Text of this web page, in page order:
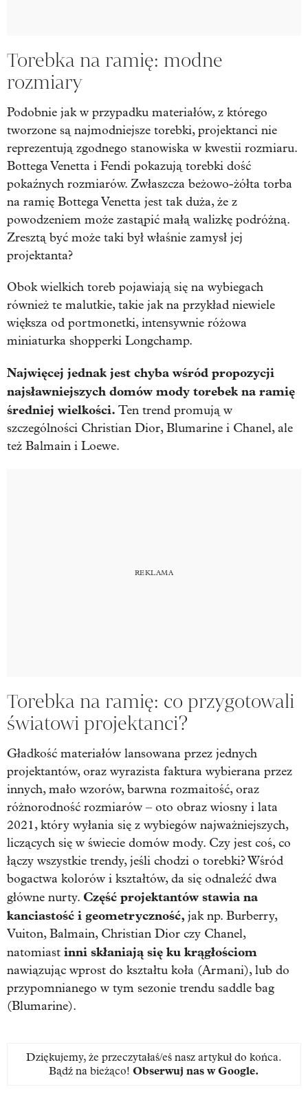
Torebka na ramię: modne
rozmiary
Podobnie jak w przypadku materiałów, z którego
tworzone są najmodniejsze torebki, projektanci nie
reprezentują zgodnego stanowiska w kwestii rozmiaru.
Bottega Venetta i Fendi pokazują torebki dość
pokaźnych rozmiarów. Zwłaszcza beżowo-żółta torba
na ramię Bottega Venetta jest tak duża, że z
powodzeniem może zastąpić małą walizkę podróżną.
Zresztą być może taki był właśnie zamysł jej
projektanta?
Obok wielkich toreb pojawiają się na wybiegach
również te malutkie, takie jak na przykład niewiele
większa od portmonetki, intensywnie różowa
miniaturka shopperki Longchamp.
Najwięcej jednak jest chyba wśród propozycji
najsławniejszych domów mody torebek na ramię
średniej wielkości. Ten trend promują w
szczególności Christian Dior, Blumarine i Chanel, ale
też Balmain i Loewe.
Torebka na ramię: co przygotowali
światowi projektanci?
Gładkość materiałów lansowana przez jednych
projektantów, oraz wyrazista faktura wybierana przez
innych, mało wzorów, barwna rozmaitość, oraz
różnorodność rozmiarów – oto obraz wiosny i lata
2021, który wyłania się z wybiegów najważniejszych,
liczących się w świecie domów mody. Czy jest coś, co
łączy wszystkie trendy, jeśli chodzi o torebki? Wśród
bogactwa kolorów i kształtów, da się odnaleźć dwa
główne nurty. Część projektantów stawia na
kanciastość i geometryczność, jak np. Burberry,
Vuiton, Balmain, Christian Dior czy Chanel,
natomiast inni skłaniają się ku krągłościom
nawiązując wprost do kształtu koła (Armani), lub do
przypomnianego w tym sezonie trendu saddle bag
(Blumarine).
Dziękujemy, że przeczytałaś/eś nasz artykuł do końca.
Bądź na bieżąco! Obserwuj nas w Google.